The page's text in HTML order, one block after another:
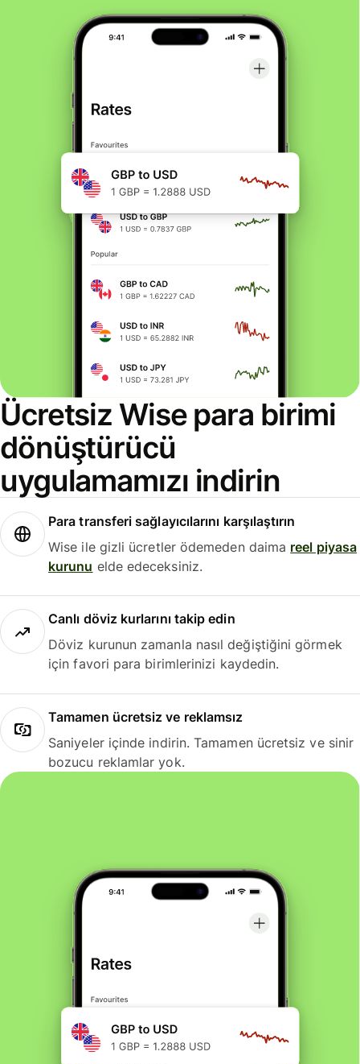
Ücretsiz Wise para birimi
dönüştürücü
uygulamamızı indirin
Para transferi sağlayıcılarını karşılaştırın
Wise ile gizli ücretler ödemeden daima reel piyasa
kurunu elde edeceksiniz.
Canlı döviz kurlarını takip edin
Döviz kurunun zamanla nasıl değiştiğini görmek
için favori para birimlerinizi kaydedin.
Tamamen ücretsiz ve reklamsız
Saniyeler içinde indirin. Tamamen ücretsiz ve sinir
bozucu reklamlar yok.